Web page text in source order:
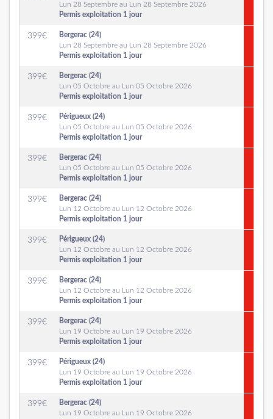
Lun 28 Septembre au Lun 28 Septembre 2026
Permis exploitation 1 jour
399€
Bergerac (24)
Lun 28 Septembre au Lun 28 Septembre 2026
Permis exploitation 1 jour
399€
Bergerac (24)
Lun 05 Octobre au Lun 05 Octobre 2026
Permis exploitation 1 jour
399€
Périgueux (24)
Lun 05 Octobre au Lun 05 Octobre 2026
Permis exploitation 1 jour
399€
Bergerac (24)
Lun 05 Octobre au Lun 05 Octobre 2026
Permis exploitation 1 jour
399€
Bergerac (24)
Lun 12 Octobre au Lun 12 Octobre 2026
Permis exploitation 1 jour
399€
Périgueux (24)
Lun 12 Octobre au Lun 12 Octobre 2026
Permis exploitation 1 jour
399€
Bergerac (24)
Lun 12 Octobre au Lun 12 Octobre 2026
Permis exploitation 1 jour
399€
Bergerac (24)
Lun 19 Octobre au Lun 19 Octobre 2026
Permis exploitation 1 jour
399€
Périgueux (24)
Lun 19 Octobre au Lun 19 Octobre 2026
Permis exploitation 1 jour
399€
Bergerac (24)
Lun 19 Octobre au Lun 19 Octobre 2026